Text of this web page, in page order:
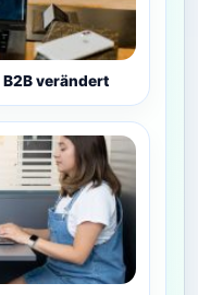
verändert